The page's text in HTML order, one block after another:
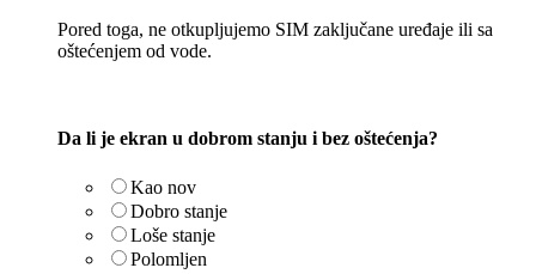
Pored toga, ne otkupljujemo SIM zaključane uređaje ili sa
oštećenjem od vode.
Da li je ekran u dobrom stanju i bez oštećenja?
Kao nov
Dobro stanje
Loše stanje
Polomljen